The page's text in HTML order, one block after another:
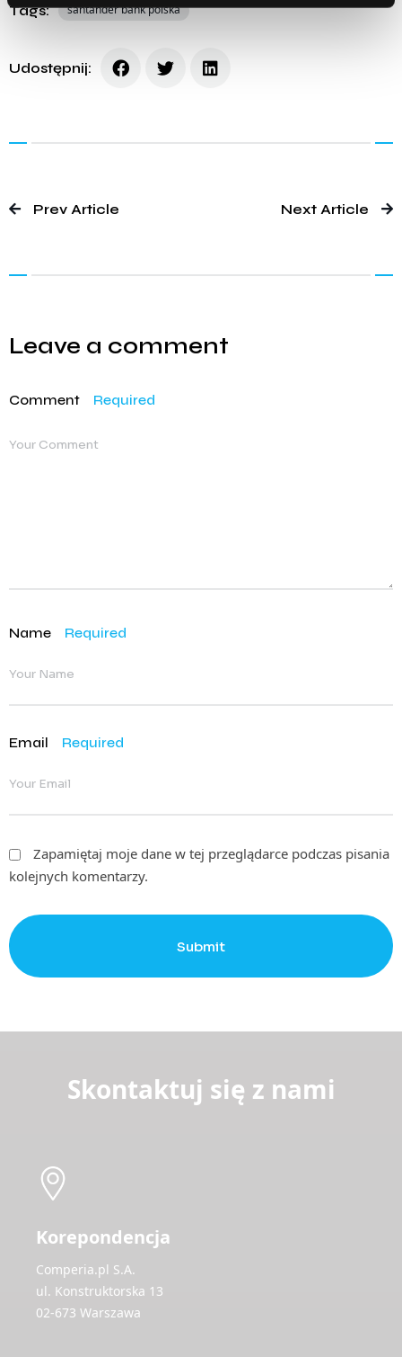
Tags: santander bank polska
Udostępnij:
Prev Article Next Article
Leave a comment
Comment Required
Name Required
Email Required
Zapamiętaj moje dane w tej przeglądarce podczas pisania
kolejnych komentarzy.
Submit
Skontaktuj się z nami
Korepondencja
Comperia.pl S.A.
ul. Konstruktorska 13
02-673 Warszawa